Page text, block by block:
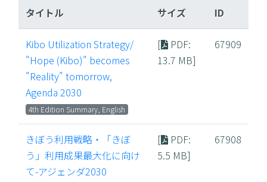
タイトル サイズ ID
Kibo Utilization Strategy/
"Hope (Kibo)" becomes
"Reality" tomorrow,
Agenda 2030
4th Edition Summary, English
[ PDF:
13.7 MB]
67909
きぼう利用戦略・「きぼ
う」利用成果最大化に向け
て-アジェンダ2030
[ PDF:
5.5 MB]
67908